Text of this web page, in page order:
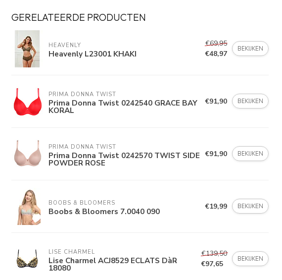
GERELATEERDE PRODUCTEN
HEAVENLY
Heavenly L23001 KHAKI
€69,95
€48,97
BEKIJKEN
PRIMA DONNA TWIST
Prima Donna Twist 0242540 GRACE BAY
KORAL
€91,90 BEKIJKEN
PRIMA DONNA TWIST
Prima Donna Twist 0242570 TWIST SIDE
POWDER ROSE
€91,90 BEKIJKEN
BOOBS & BLOOMERS
Boobs & Bloomers 7.0040 090 €19,99 BEKIJKEN
LISE CHARMEL
Lise Charmel ACJ8529 ECLATS DàR
18080
€139,50
€97,65
BEKIJKEN